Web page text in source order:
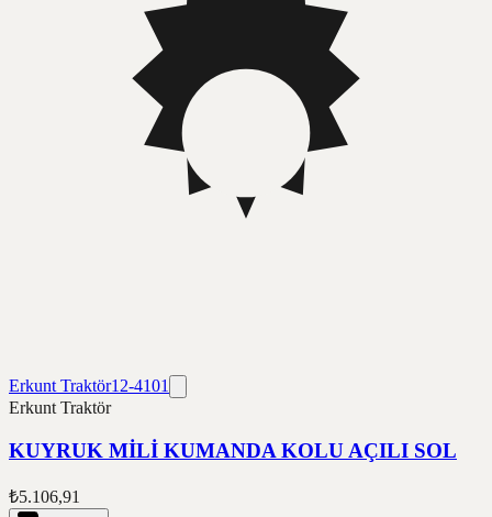
Erkunt Traktör12-4101
Erkunt Traktör
KUYRUK MİLİ KUMANDA KOLU AÇILI SOL
₺5.106,91